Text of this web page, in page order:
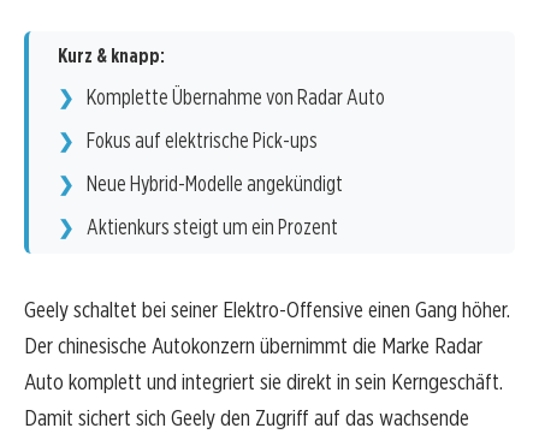
Kurz & knapp:
Komplette Übernahme von Radar Auto
Fokus auf elektrische Pick-ups
Neue Hybrid-Modelle angekündigt
Aktienkurs steigt um ein Prozent
Geely schaltet bei seiner Elektro-Offensive einen Gang höher.
Der chinesische Autokonzern übernimmt die Marke Radar
Auto komplett und integriert sie direkt in sein Kerngeschäft.
Damit sichert sich Geely den Zugriff auf das wachsende